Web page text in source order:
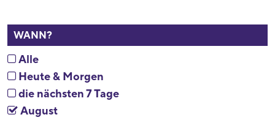
WANN?
Alle
Heute & Morgen
die nächsten 7 Tage
August